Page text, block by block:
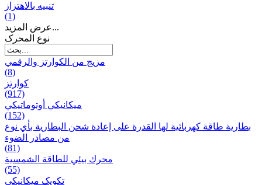
تنبيه بالاهتزاز
(1)
عرض المزيد...
نوع المحرک
مزيج من الكوارتز والرقمي
(8)
كوارتز
(917)
ميكانيكي أوتوماتيكي
(152)
بطارية طاقة كهربائية لها القدرة على إعادة شحن البطارية بأي نوع
من مصادر الضوء
(81)
محرك بيئي للطاقة الشمسية
(55)
تکویک ميكانيكي